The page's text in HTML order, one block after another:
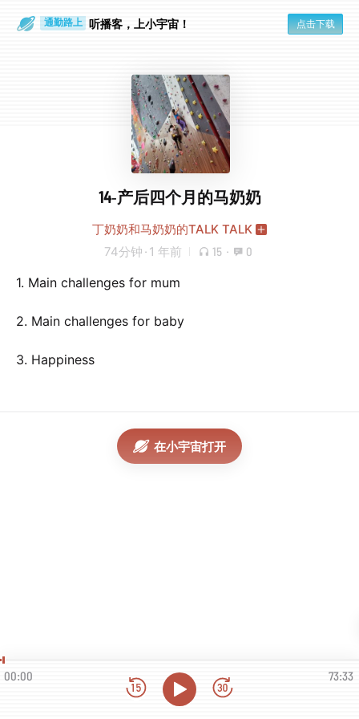
通勤路上 听播客，上小宇宙！ 点击下载
14-产后四个月的马奶奶
丁奶奶和马奶奶的TALK TALK
74分钟 · 1 年前 15 · 0
1. Main challenges for mum
2. Main challenges for baby
3. Happiness
在小宇宙打开
00:00 73:33